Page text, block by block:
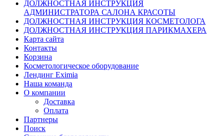
ДОЛЖНОСТНАЯ ИНСТРУКЦИЯ
АДМИНИСТРАТОРА САЛОНА КРАСОТЫ
ДОЛЖНОСТНАЯ ИНСТРУКЦИЯ КОСМЕТОЛОГА
ДОЛЖНОСТНАЯ ИНСТРУКЦИЯ ПАРИКМАХЕРА
Карта сайта
Контакты
Корзина
Косметологическое оборудование
Лендинг Eximia
Наша команда
О компании
Доставка
Оплата
Партнеры
Поиск